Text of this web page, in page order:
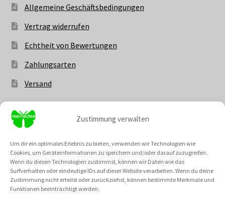
Zustimmung verwalten
Um dir ein optimales Erlebnis zu bieten, verwenden wir Technologien wie
Cookies, um Geräteinformationen zu speichern und/oder darauf zuzugreifen.
Wenn du diesen Technologien zustimmst, können wir Daten wie das
Surfverhalten oder eindeutige IDs auf dieser Website verarbeiten. Wenn du deine
Zustimmung nicht erteilst oder zurückziehst, können bestimmte Merkmale und
Funktionen beeinträchtigt werden.
Allgemeine Geschäftsbedingungen
Vertrag widerrufen
Echtheit von Bewertungen
Zahlungsarten
Versand
Unsere Community @